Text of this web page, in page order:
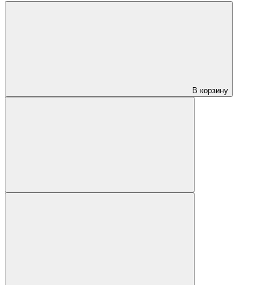
В корзину